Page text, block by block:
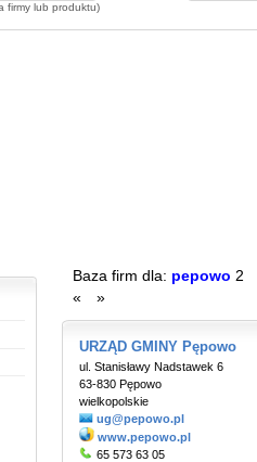
firmy lub produktu)
Baza firm dla: pepowo 2
«
»
URZĄD GMINY Pępowo
ul. Stanisławy Nadstawek 6
63-830 Pępowo
wielkopolskie
ug@pepowo.pl
www.pepowo.pl
65 573 63 05